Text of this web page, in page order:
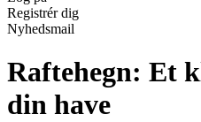
Registrér dig
Nyhedsmail
Raftehegn: Et
din have